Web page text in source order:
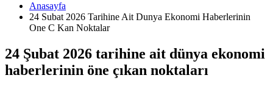
Anasayfa
24 Subat 2026 Tarihine Ait Dunya Ekonomi Haberlerinin
One C Kan Noktalar
24 Şubat 2026 tarihine ait dünya ekonomi
haberlerinin öne çıkan noktaları